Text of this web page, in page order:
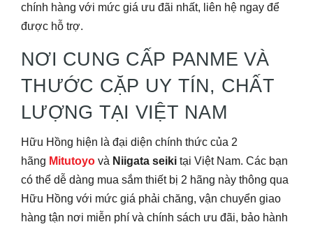
chính hàng với mức giá ưu đãi nhất, liên hệ ngay để
được hỗ trợ.
NƠI CUNG CẤP PANME VÀ
THƯỚC CẶP UY TÍN, CHẤT
LƯỢNG TẠI VIỆT NAM
Hữu Hồng hiện là đại diện chính thức của 2
hãng Mitutoyo và Niigata seiki tại Việt Nam. Các bạn
có thể dễ dàng mua sắm thiết bị 2 hãng này thông qua
Hữu Hồng với mức giá phải chăng, vận chuyển giao
hàng tận nơi miễn phí và chính sách ưu đãi, bảo hành